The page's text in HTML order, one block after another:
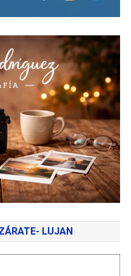
LUJAN